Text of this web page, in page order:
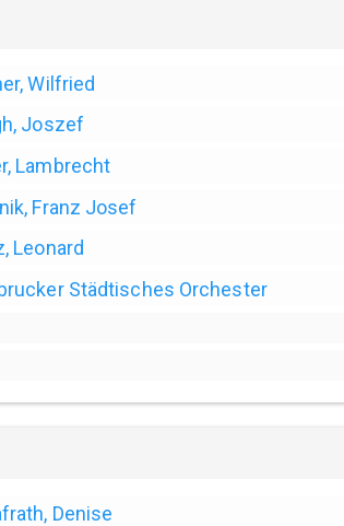
Wilfried
Joszef
Lambrecht
Franz Josef
Leonard
Städtisches Orchester
Denise